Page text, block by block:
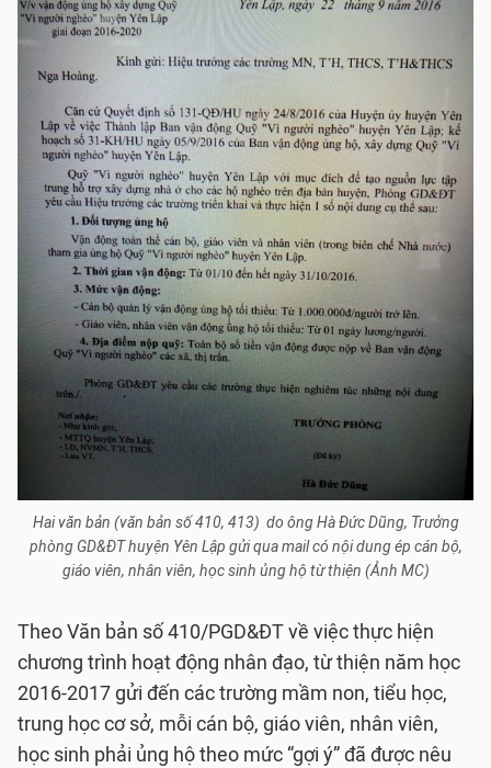
Hai văn bản (văn bản số 410, 413) do ông Hà Đức Dũng, Trưởng
phòng GD&ĐT huyện Yên Lập gửi qua mail có nội dung ép cán bộ,
giáo viên, nhân viên, học sinh ủng hộ từ thiện (Ảnh MC)
Theo Văn bản số 410/PGD&ĐT về việc thực hiện
chương trình hoạt động nhân đạo, từ thiện năm học
2016-2017 gửi đến các trường mầm non, tiểu học,
trung học cơ sở, mỗi cán bộ, giáo viên, nhân viên,
học sinh phải ủng hộ theo mức “gợi ý” đã được nêu